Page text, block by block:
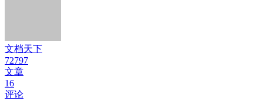
文档天下
72797
文章
16
评论